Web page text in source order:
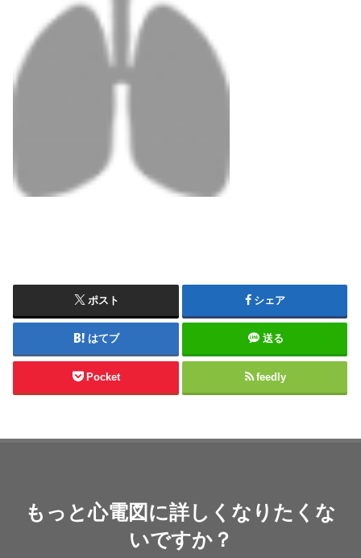
ポスト シェア
はてブ 送る
Pocket feedly
もっと心電図に詳しくなりたくな
いですか？